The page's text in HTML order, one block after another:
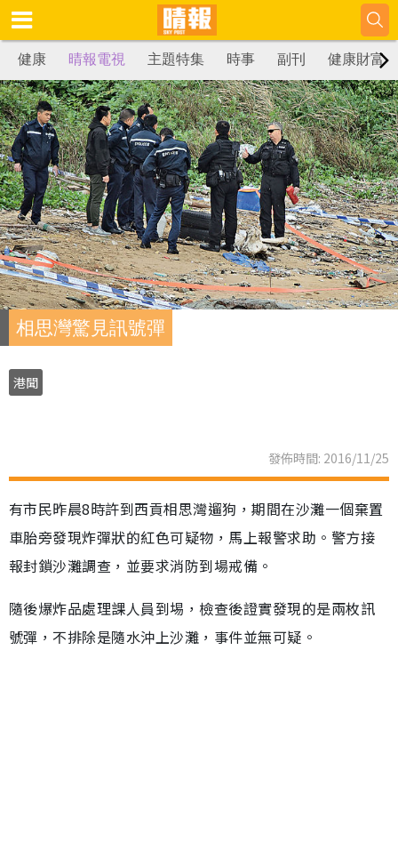
健康 晴報電視 主題特集 時事 副刊 健康財富
相思灣驚見訊號彈
港聞
發佈時間: 2016/11/25
有市民昨晨8時許到西貢相思灣遛狗，期間在沙灘一個棄置
車胎旁發現炸彈狀的紅色可疑物，馬上報警求助。警方接
報封鎖沙灘調查，並要求消防到場戒備。
隨後爆炸品處理課人員到埸，檢查後證實發現的是兩枚訊
號彈，不排除是隨水沖上沙灘，事件並無可疑。